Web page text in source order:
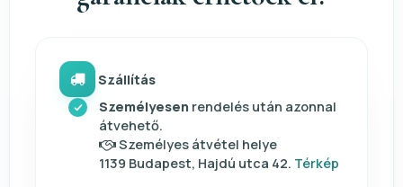
Szállítás
Személyesen rendelés után azonnal
átvehető.
Személyes átvétel helye
1139 Budapest, Hajdú utca 42. Térkép